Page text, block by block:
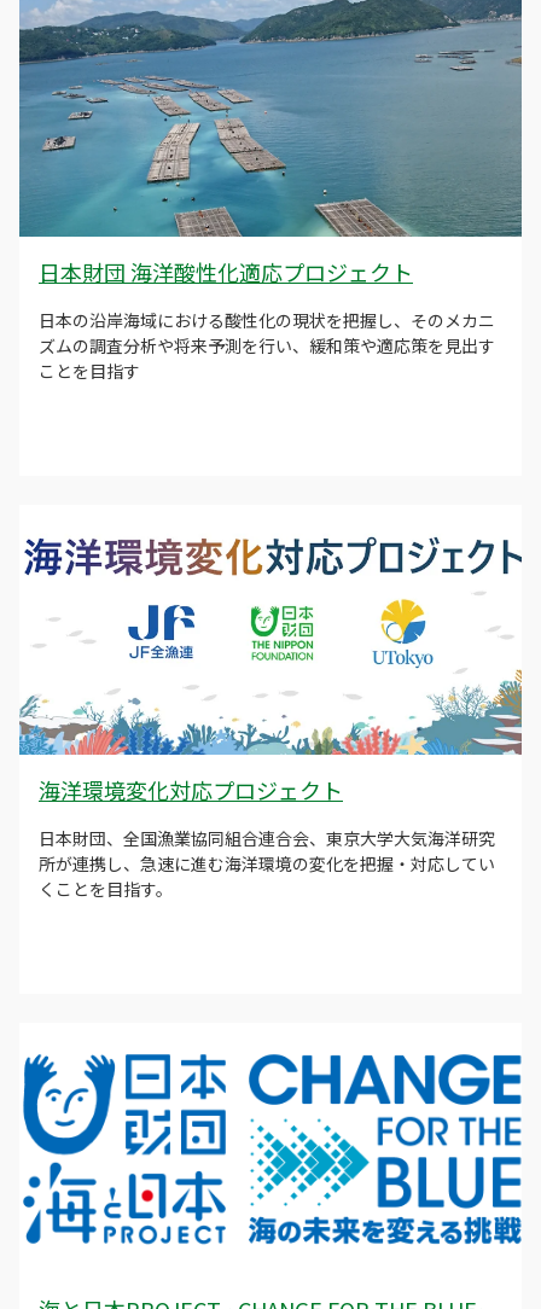
日本財団 海洋酸性化適応プロジェクト
日本の沿岸海域における酸性化の現状を把握し、そのメカニ
ズムの調査分析や将来予測を行い、緩和策や適応策を見出す
ことを目指す
海洋環境変化対応プロジェクト
日本財団、全国漁業協同組合連合会、東京大学大気海洋研究
所が連携し、急速に進む海洋環境の変化を把握・対応してい
くことを目指す。